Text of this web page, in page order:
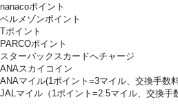
nanacoポイント
ベルメゾンポイント
Tポイント
PARCOポイント
スターバックスカードへチャージ
ANAスカイコイン
ANAマイル(1ポイント=3マイル、交換手数
JALマイル（1ポイント=2.5マイル、交換手